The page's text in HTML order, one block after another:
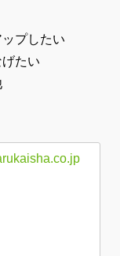
プしたい
たい